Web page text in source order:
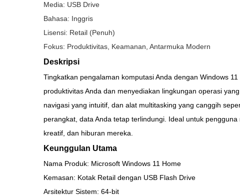
Media: USB Drive
Bahasa: Inggris
Lisensi: Retail (Penuh)
Fokus: Produktivitas, Keamanan, Antarmuka Modern
Deskripsi
Tingkatkan pengalaman komputasi Anda dengan Windows
produktivitas Anda dan menyediakan lingkungan operasi
navigasi yang intuitif, dan alat multitasking yang canggih
perangkat, data Anda tetap terlindungi. Ideal untuk
kreatif, dan hiburan mereka.
Keunggulan Utama
Nama Produk: Microsoft Windows 11 Home
Kemasan: Kotak Retail dengan USB Flash Drive
Arsitektur Sistem: 64-bit